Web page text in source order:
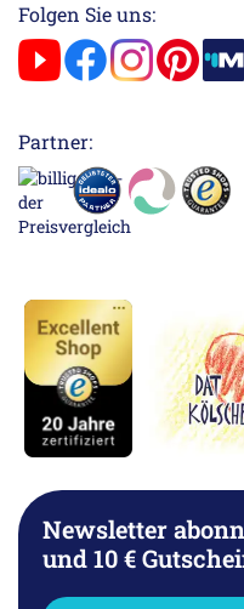
Folgen Sie uns:
Partner:
Newsletter
und 10 €